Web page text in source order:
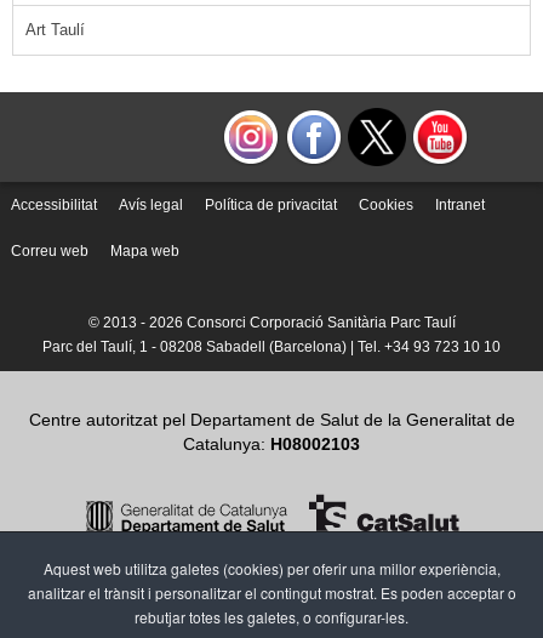
Art Taulí
Accessibilitat Avís legal Política de privacitat Cookies Intranet
Correu web Mapa web
© 2013 - 2026 Consorci Corporació Sanitària Parc Taulí
Parc del Taulí, 1 - 08208 Sabadell (Barcelona) | Tel. +34 93 723 10 10
Centre autoritzat pel Departament de Salut de la Generalitat de
Catalunya: H08002103
Aquest web utilitza galetes (cookies) per oferir una millor experiència,
analitzar el trànsit i personalitzar el contingut mostrat. Es poden acceptar o
rebutjar totes les galetes, o configurar-les.